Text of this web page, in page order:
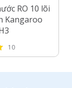
RO 10 lõi
Kangaroo
10